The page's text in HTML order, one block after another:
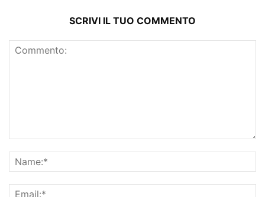
SCRIVI IL TUO COMMENTO